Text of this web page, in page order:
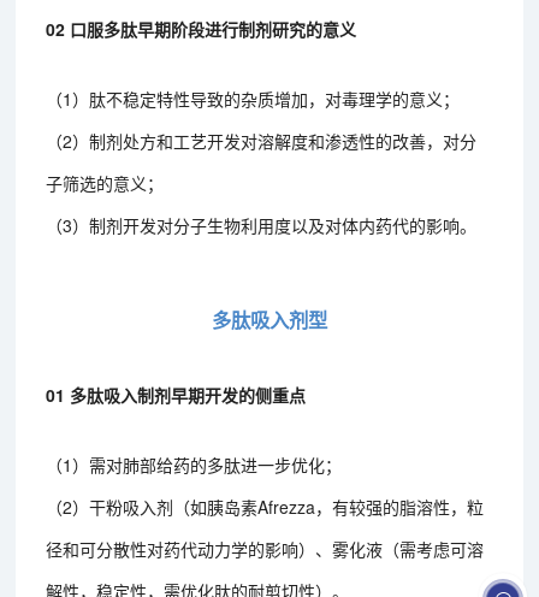
02 口服多肽早期阶段进行制剂研究的意义
（1）肽不稳定特性导致的杂质增加，对毒理学的意义；
（2）制剂处方和工艺开发对溶解度和渗透性的改善，对分
子筛选的意义；
（3）制剂开发对分子生物利用度以及对体内药代的影响。
多肽吸入剂型
01 多肽吸入制剂早期开发的侧重点
（1）需对肺部给药的多肽进一步优化；
（2）干粉吸入剂（如胰岛素Afrezza，有较强的脂溶性，粒
径和可分散性对药代动力学的影响）、雾化液（需考虑可溶
解性，稳定性，需优化肽的耐剪切性）。